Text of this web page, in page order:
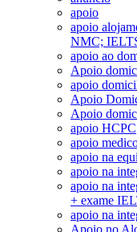
apoio
apoio
NMC;
apoio ao
Apoio
apoio
Apoio
Apoio
apoio HCPC
apoio
apoio na
apoio na
apoio na
+ exame
apoio na
Apoio no